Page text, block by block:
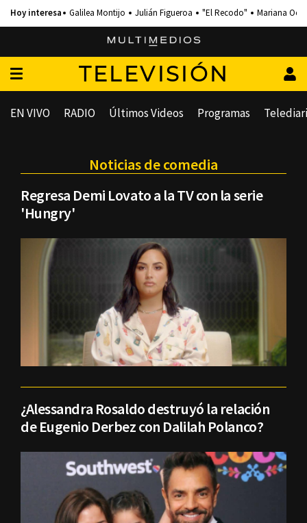
Galilea Montijo Julián Figueroa "El Recodo" Mariana
TELEVISIÓN
EN VIVO RADIO Últimos Videos Programas
Noticias de comedia
Regresa Demi Lovato a la TV con la serie
'Hungry'
¿Alessandra Rosaldo destruyó la relación
de Eugenio Derbez con Dalilah Polanco?